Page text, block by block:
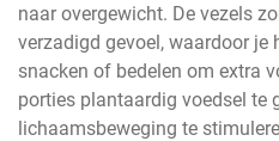
naar overgewicht. De vezels
verzadigd gevoel, waardoor je
snacken of bedelen om extra
porties plantaardig voedsel te
lichaamsbeweging te